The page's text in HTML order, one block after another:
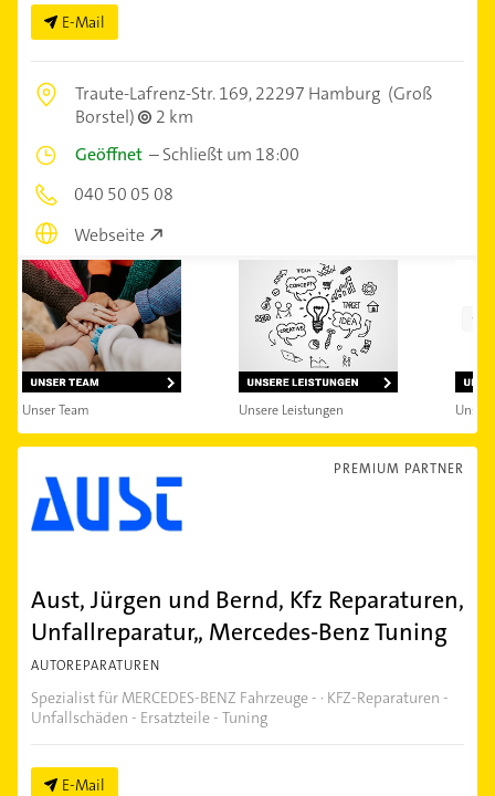
E-Mail
Traute-Lafrenz-Str. 169,22297 Hamburg (Groß
Borstel)
2 km
Geöffnet –Schließt um 18:00
040 50 05 08
Webseite
Unser Team Unsere Leistungen
PREMIUM PARTNER
Aust, Jürgen und Bernd, Kfz Reparaturen,
Unfallreparatur,, Mercedes-Benz Tuning
AUTOREPARATUREN
Spezialist für MERCEDES-BENZ Fahrzeuge - · KFZ-Reparaturen -
Unfallschäden - Ersatzteile - Tuning
E-Mail